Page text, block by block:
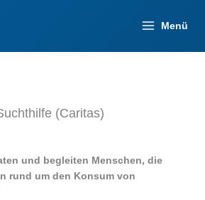
Menü
(Caritas)
und begleiten Menschen, die
rund um den Konsum von